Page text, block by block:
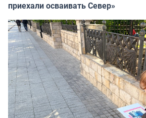
приехали осваивать Север»